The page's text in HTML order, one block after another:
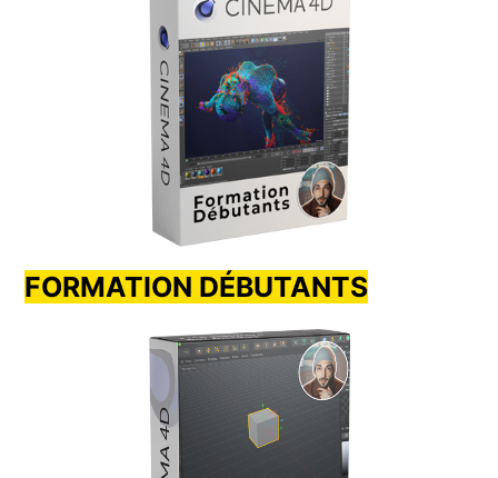
FORMATION DÉBUTANTS